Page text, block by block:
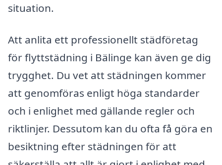
situation.
Att anlita ett professionellt städföretag
för flyttstädning i Bälinge kan även ge dig
trygghet. Du vet att städningen kommer
att genomföras enligt höga standarder
och i enlighet med gällande regler och
riktlinjer. Dessutom kan du ofta få göra en
besiktning efter städningen för att